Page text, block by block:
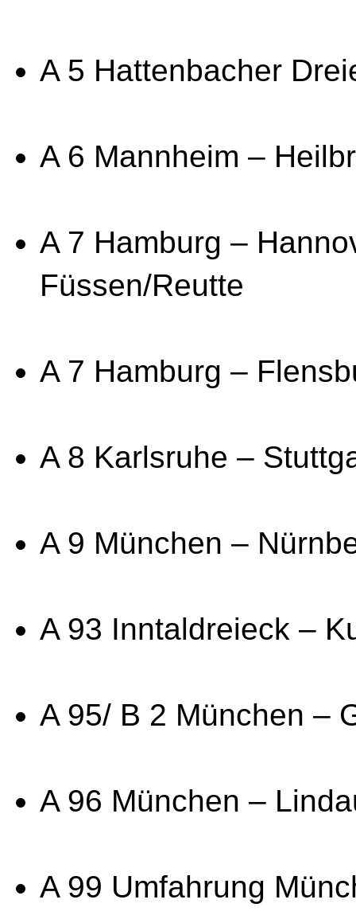
A 5 Hattenbacher
A 6 Mannheim –
A 7 Hamburg –
Füssen/Reutte
A 7 Hamburg –
A 8 Karlsruhe –
A 9 München –
A 93 Inntaldreieck –
A 95/ B 2 München –
A 96 München –
A 99 Umfahrung